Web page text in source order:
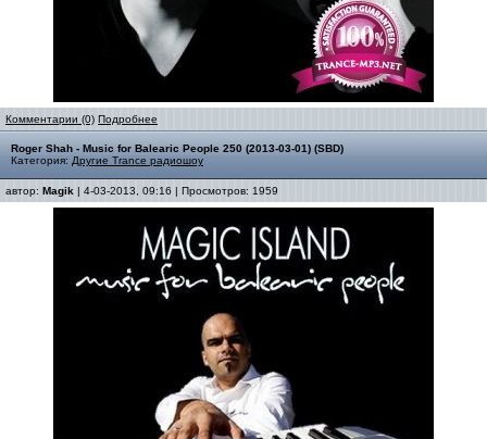
Комментарии (0) Подробнее
Roger Shah - Music for Balearic People 250 (2013-03-01) (SBD)
Категория: Другие Trance радиошоу
автор: Magik | 4-03-2013, 09:16 | Просмотров: 1959